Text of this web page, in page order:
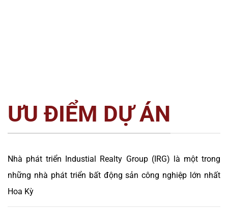
ƯU ĐIỂM DỰ ÁN
Nhà phát triển Industial Realty Group (IRG) là một trong
những nhà phát triển bất động sản công nghiệp lớn nhất
Hoa Kỳ